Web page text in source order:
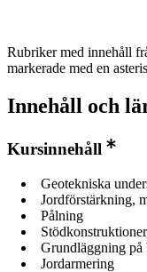
Rubriker med innehåll
markerade med en
Innehåll och
Kursinnehåll
Geotekniska
Jordförstärkning,
Pålning
Grundläggning på
Jordarmering